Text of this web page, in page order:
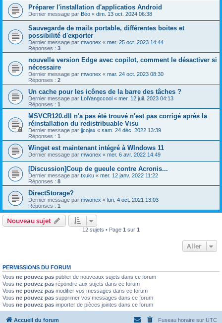
Préparer l'installation d'applicatios Android
Dernier message par Béo « dim. 13 oct. 2024 06:38
Sauvegarde de mails portable, différentes boites et
possibilité d'exporter
Dernier message par mwonex « mer. 25 oct. 2023 14:44
Réponses : 3
nouvelle version Edge avec copilot, comment le désactiver si
nécessaire
Dernier message par mwonex « mar. 24 oct. 2023 08:30
Réponses : 2
Un cache pour les icônes de la barre des tâches ?
Dernier message par LolYangccool « mer. 12 juil. 2023 04:13
Réponses : 1
MSVCR120.dll n'a pas été trouvé n'est pas corrigé après la
réinstallation du redistribuable Visu
Dernier message par jjcojax « sam. 24 déc. 2022 13:39
Réponses : 1
Winget est maintenant intégré à WIndows 11
Dernier message par mwonex « mer. 6 avr. 2022 14:49
[Discussion]Coup de gueule contre Acronis...
Dernier message par txuku « mer. 12 janv. 2022 11:22
Réponses : 8
DirectStorage?
Dernier message par mwonex « lun. 4 oct. 2021 13:03
Réponses : 1
Nouveau sujet
12 sujets • Page 1 sur 1
Aller
PERMISSIONS DU FORUM
Vous ne pouvez pas publier de nouveaux sujets dans ce forum
Vous ne pouvez pas répondre aux sujets dans ce forum
Vous ne pouvez pas modifier vos messages dans ce forum
Vous ne pouvez pas supprimer vos messages dans ce forum
Vous ne pouvez pas importer de pièces jointes dans ce forum
Accueil du forum Fuseau horaire sur UTC